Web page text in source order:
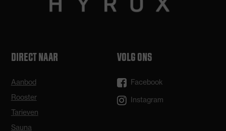
DIRECT NAAR
Aanbod
Rooster
Tarieven
Sauna
VOLG ONS
Facebook
Instagram